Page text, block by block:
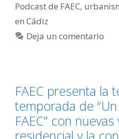
Podcast de FAEC,
en Cádiz
Deja un comentario
FAEC presenta la
temporada de
FAEC” con
residencial y la